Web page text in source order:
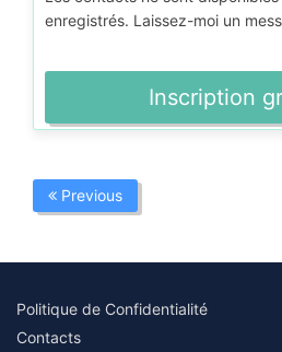
enregistrés. Laissez-moi un
Inscription
Previous
Politique de Confidentialité
Contacts